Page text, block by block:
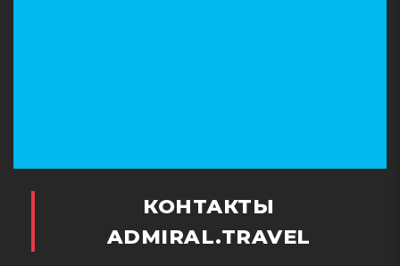
КОНТАКТЫ
ADMIRAL.TRAVEL